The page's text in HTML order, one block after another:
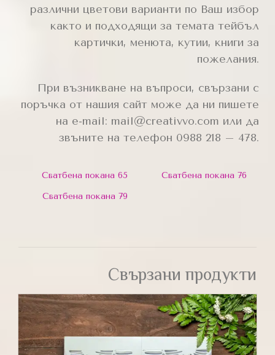
различни цветови варианти по Ваш избор
както и подходящи за темата тейбъл
картички, менюта, кутии, книги за
пожелания.
При възникване на въпроси, свързани с
поръчка от нашия сайт може да ни пишете
на e-mail: mail@creativvo.com или да
звъните на телефон 0988 218 – 478.
Сватбена покана 65
Сватбена покана 76
Сватбена покана 79
Свързани продукти